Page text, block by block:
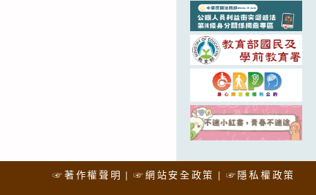
☞著作權聲明 ☞網站安全政策 ☞隱私權政策